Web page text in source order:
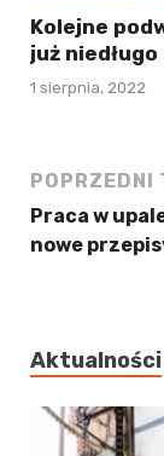
Kolejne
już niedługo
1 sierpnia, 2022
POPRZEDNI
Praca w
nowe
Aktualności